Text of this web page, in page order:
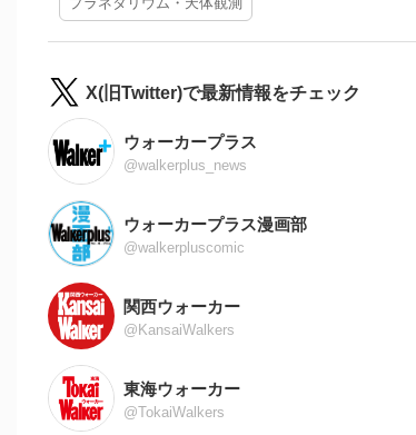
X(旧Twitter)で最新情報をチェック
ウォーカープラス
@walkerplus_news
ウォーカープラス漫画部
@walkerpluscomic
関西ウォーカー
@KansaiWalkers
東海ウォーカー
@TokaiWalkers